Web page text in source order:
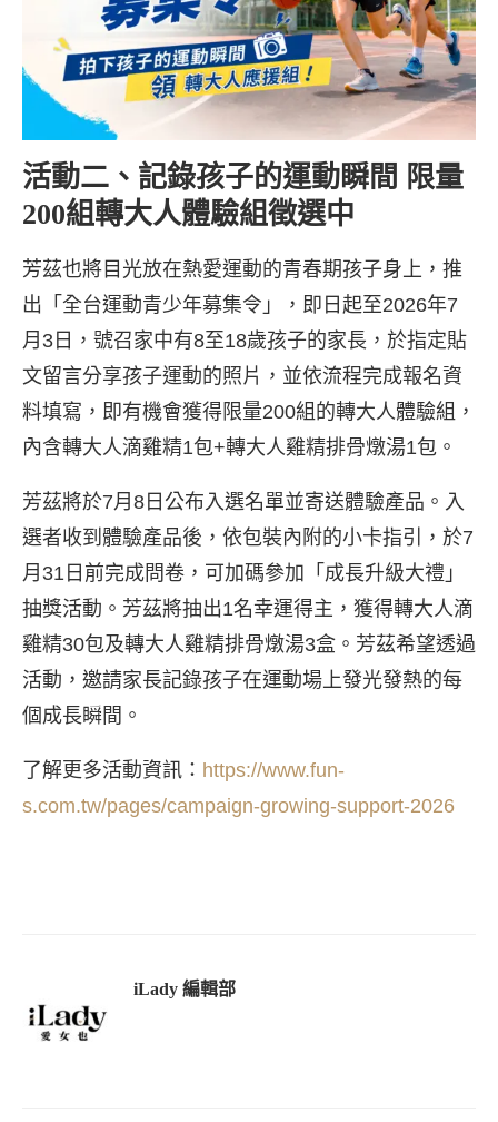
活動二、記錄孩子的運動瞬間 限量
200組轉大人體驗組徵選中
芳茲也將目光放在熱愛運動的青春期孩子身上，推
出「全台運動青少年募集令」，即日起至2026年7
月3日，號召家中有8至18歲孩子的家長，於指定貼
文留言分享孩子運動的照片，並依流程完成報名資
料填寫，即有機會獲得限量200組的轉大人體驗組，
內含轉大人滴雞精1包+轉大人雞精排骨燉湯1包。
芳茲將於7月8日公布入選名單並寄送體驗產品。入
選者收到體驗產品後，依包裝內附的小卡指引，於7
月31日前完成問卷，可加碼參加「成長升級大禮」
抽獎活動。芳茲將抽出1名幸運得主，獲得轉大人滴
雞精30包及轉大人雞精排骨燉湯3盒。芳茲希望透過
活動，邀請家長記錄孩子在運動場上發光發熱的每
個成長瞬間。
了解更多活動資訊： https://www.fun-
s.com.tw/pages/campaign-growing-support-2026
iLady 編輯部